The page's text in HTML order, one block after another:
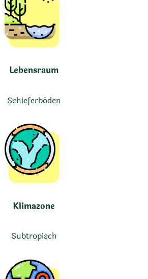
Lebensraum
Schieferböden
Klimazone
Subtropisch